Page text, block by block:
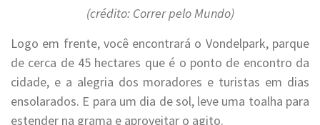
(crédito: Correr pelo Mundo)
Logo em frente, você encontrará o Vondelpark, parque
de cerca de 45 hectares que é o ponto de encontro da
cidade, e a alegria dos moradores e turistas em dias
ensolarados. E para um dia de sol, leve uma toalha para
estender na grama e aproveitar o agito.